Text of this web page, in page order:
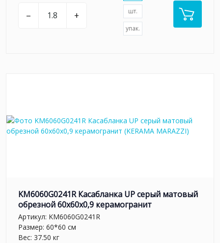
– + шт.
упак.
KM6060G0241R Касабланка UP серый матовый
обрезной 60x60x0,9 керамогранит
Артикул: KM6060G0241R
Размер: 60*60 см
Вес: 37.50 кг